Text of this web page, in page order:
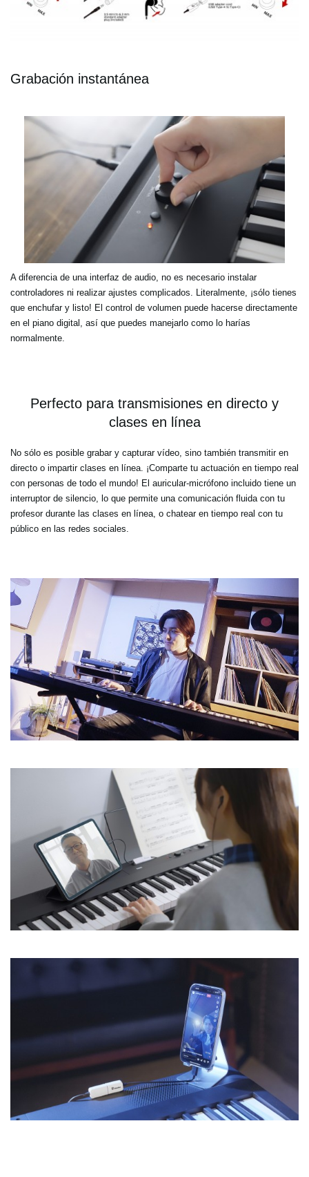
Grabación instantánea
A diferencia de una interfaz de audio, no es necesario instalar
controladores ni realizar ajustes complicados. Literalmente, ¡sólo tienes
que enchufar y listo! El control de volumen puede hacerse directamente
en el piano digital, así que puedes manejarlo como lo harías
normalmente.
Perfecto para transmisiones en directo y
clases en línea
No sólo es posible grabar y capturar vídeo, sino también transmitir en
directo o impartir clases en línea. ¡Comparte tu actuación en tiempo real
con personas de todo el mundo! El auricular-micrófono incluido tiene un
interruptor de silencio, lo que permite una comunicación fluida con tu
profesor durante las clases en línea, o chatear en tiempo real con tu
público en las redes sociales.